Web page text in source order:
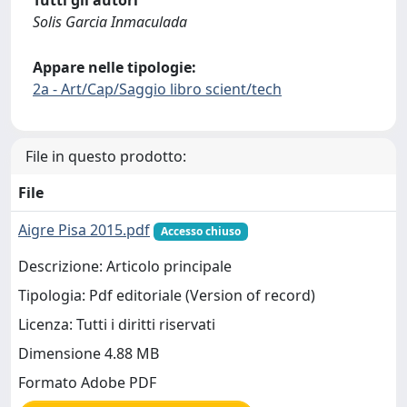
Solis Garcia Inmaculada
Appare nelle tipologie:
2a - Art/Cap/Saggio libro scient/tech
File in questo prodotto:
File
Aigre Pisa 2015.pdf
Accesso chiuso
Descrizione: Articolo principale
Tipologia: Pdf editoriale (Version of record)
Licenza: Tutti i diritti riservati
Dimensione 4.88 MB
Formato Adobe PDF